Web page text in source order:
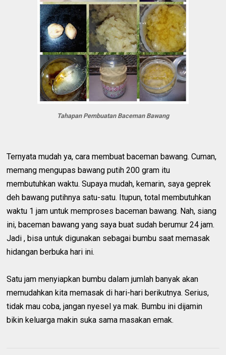
Tahapan Pembuatan Baceman Bawang
Ternyata mudah ya, cara membuat baceman bawang. Cuman,
memang mengupas bawang putih 200 gram itu
membutuhkan waktu. Supaya mudah, kemarin, saya geprek
deh bawang putihnya satu-satu. Itupun, total membutuhkan
waktu 1 jam untuk memproses baceman bawang. Nah, siang
ini, baceman bawang yang saya buat sudah berumur 24 jam.
Jadi , bisa untuk digunakan sebagai bumbu saat memasak
hidangan berbuka hari ini.
Satu jam menyiapkan bumbu dalam jumlah banyak akan
memudahkan kita memasak di hari-hari berikutnya. Serius,
tidak mau coba, jangan nyesel ya mak. Bumbu ini dijamin
bikin keluarga makin suka sama masakan emak.